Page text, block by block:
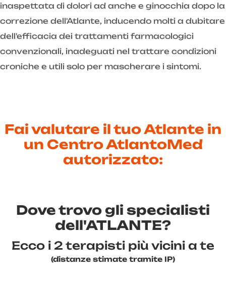
inaspettata di dolori ad anche e ginocchia dopo la
correzione dell'Atlante, inducendo molti a dubitare
dell'efficacia dei trattamenti farmacologici
convenzionali, inadeguati nel trattare condizioni
croniche e utili solo per mascherare i sintomi.
Fai valutare il tuo Atlante in
un Centro AtlantoMed
autorizzato:
Dove trovo gli specialisti
dell'ATLANTE?
Ecco i 2 terapisti più vicini a te
(distanze stimate tramite IP)